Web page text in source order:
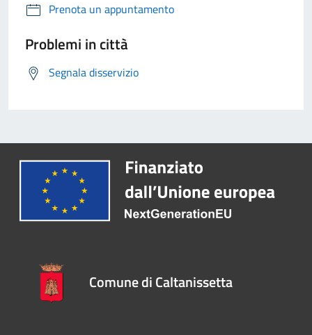
Prenota un appuntamento
Problemi in città
Segnala disservizio
Comune di Caltanissetta